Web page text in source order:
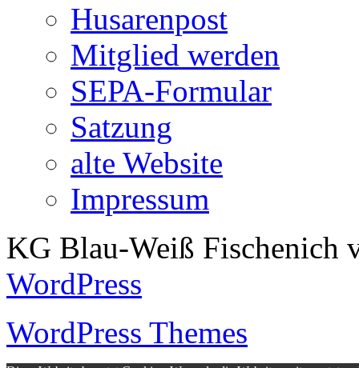
Husarenpost
Mitglied werden
SEPA-Formular
Satzung
alte Website
Impressum
KG Blau-Weiß Fischenich
WordPress
WordPress Themes